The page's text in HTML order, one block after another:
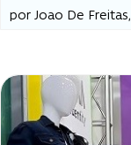
por Joao De